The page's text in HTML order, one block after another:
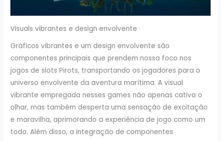
Visuals vibrantes e design envolvente
Gráficos vibrantes e um design envolvente são
componentes principais que prendem nossa foco nos
jogos de slots Pirots, transportando os jogadores para o
universo envolvente da aventura marítima. A visual
vibrante empregada nesses games não apenas cativa o
olhar, mas também desperta uma sensação de excitação
e maravilha, aprimorando a experiência de jogo como um
todo. Além disso, a integração de componentes